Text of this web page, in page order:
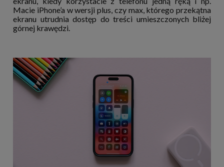
Macie iPhone’a w wersji plus, czy max, którego przekątna
ekranu utrudnia dostęp do treści umieszczonych bliżej
górnej krawędzi.